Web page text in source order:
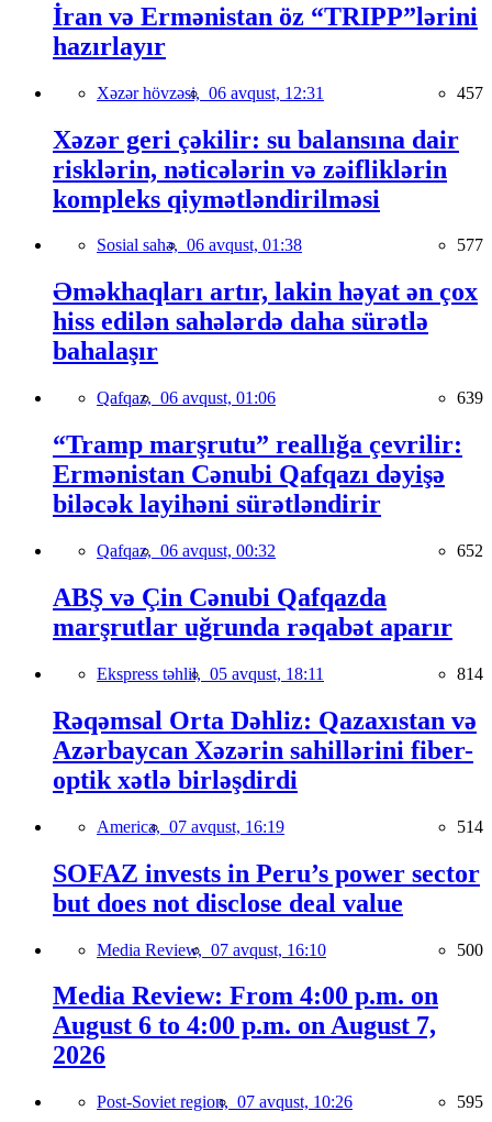
İran və Ermənistan öz “TRIPP”lərini
hazırlayır
Xəzər hövzəsi, 06 avqust, 12:31 457
Xəzər geri çəkilir: su balansına dair
risklərin, nəticələrin və zəifliklərin
kompleks qiymətləndirilməsi
Sosial sahə, 06 avqust, 01:38 577
Əməkhaqları artır, lakin həyat ən çox
hiss edilən sahələrdə daha sürətlə
bahalaşır
Qafqaz, 06 avqust, 01:06 639
“Tramp marşrutu” reallığa çevrilir:
Ermənistan Cənubi Qafqazı dəyişə
biləcək layihəni sürətləndirir
Qafqaz, 06 avqust, 00:32 652
ABŞ və Çin Cənubi Qafqazda
marşrutlar uğrunda rəqabət aparır
Ekspress təhlil, 05 avqust, 18:11 814
Rəqəmsal Orta Dəhliz: Qazaxıstan və
Azərbaycan Xəzərin sahillərini fiber-
optik xətlə birləşdirdi
America, 07 avqust, 16:19 514
SOFAZ invests in Peru’s power sector
but does not disclose deal value
Media Review, 07 avqust, 16:10 500
Media Review: From 4:00 p.m. on
August 6 to 4:00 p.m. on August 7,
2026
Post-Soviet region, 07 avqust, 10:26 595